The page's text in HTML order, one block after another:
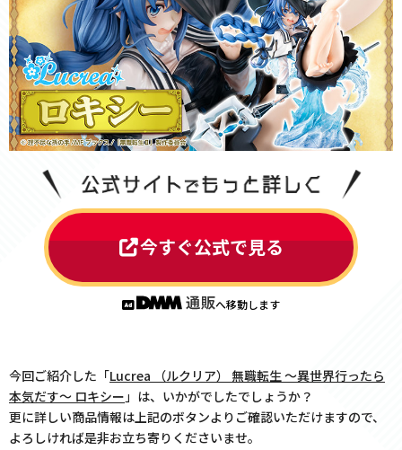
今すぐ公式で見る
へ移動します
今回ご紹介した「Lucrea （ルクリア） 無職転生 〜異世界行ったら
本気だす〜 ロキシー」は、いかがでしたでしょうか？
更に詳しい商品情報は上記のボタンよりご確認いただけますので、
よろしければ是非お立ち寄りくださいませ。